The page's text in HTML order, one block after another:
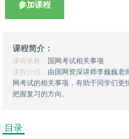
参加课程
课程简介：
课程名称：
国网考试相关事项
课程介绍： 由国网资深讲师李巍巍老
网考试的相关事项，有助于同学们更
把握复习的方向。
目录